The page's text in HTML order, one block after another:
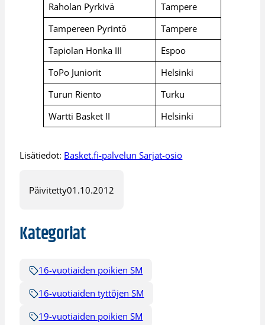
Raholan Pyrkivä
Tampere
Tampereen Pyrintö
Tampere
Tapiolan Honka III
Espoo
ToPo Juniorit
Helsinki
Turun Riento
Turku
Wartti Basket II
Helsinki
Lisätiedot: Basket.fi-palvelun Sarjat-osio
Päivitetty01.10.2012
Kategoriat
16-vuotiaiden poikien SM
16-vuotiaiden tyttöjen SM
19-vuotiaiden poikien SM